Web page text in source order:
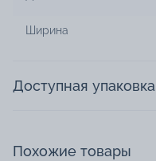
Ширина
Доступная упаковка
Похожие товары